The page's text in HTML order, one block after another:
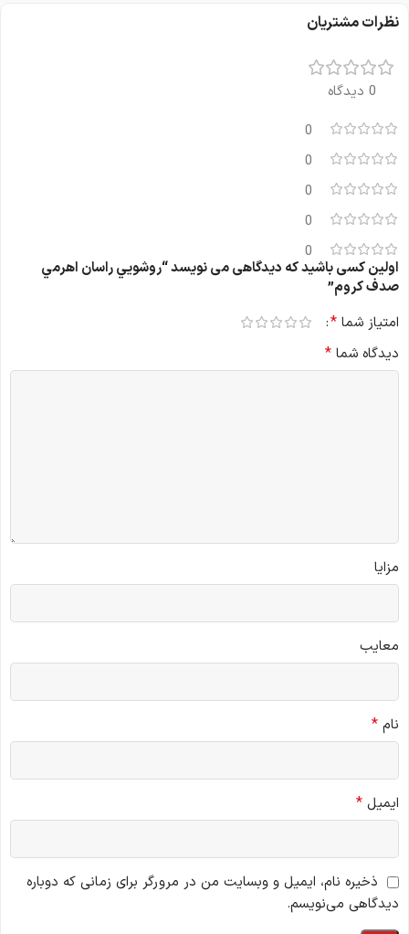
نظرات مشتریان
0 دیدگاه
0
0
0
0
0
اولین کسی باشید که دیدگاهی می نویسد “روشويي راسان اهرمي
صدف كروم”
امتیاز شما *
دیدگاه شما *
مزایا
معایب
نام *
ایمیل *
ذخیره نام، ایمیل و وبسایت من در مرورگر برای زمانی که دوباره
دیدگاهی می‌نویسم.